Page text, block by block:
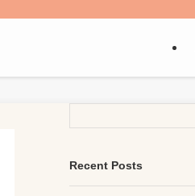
Recent Posts